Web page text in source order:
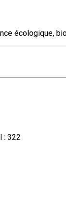
écologique,
: 322